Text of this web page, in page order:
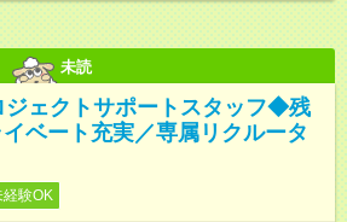
未読
ジェクトサポートスタッフ◆残
ベート充実／専属リクルータ
経験OK